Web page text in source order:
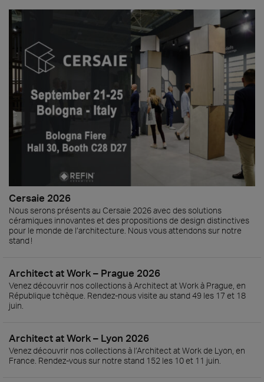
Cersaie 2026
Nous serons présents au Cersaie 2026 avec des solutions
céramiques innovantes et des propositions de design distinctives
pour le monde de l’architecture. Nous vous attendons sur notre
stand !
Architect at Work – Prague 2026
Venez découvrir nos collections à Architect at Work à Prague, en
République tchèque. Rendez-nous visite au stand 49 les 17 et 18
juin.
Architect at Work – Lyon 2026
Venez découvrir nos collections à l’Architect at Work de Lyon, en
France. Rendez-vous sur notre stand 152 les 10 et 11 juin.